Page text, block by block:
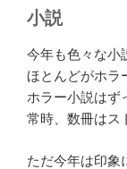
小説
今年も色々な小
ほとんどがホラ
ホラー小説はず
常時、数冊はス
ただ今年は印象